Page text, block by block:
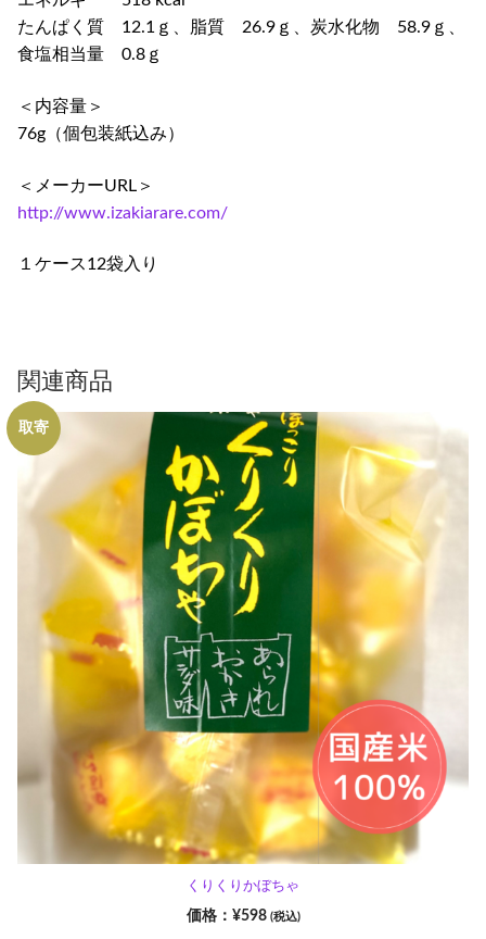
たんぱく質 12.1ｇ、脂質 26.9ｇ、炭水化物 58.9ｇ、
食塩相当量 0.8ｇ
＜内容量＞
76g（個包装紙込み）
＜メーカーURL＞
http://www.izakiarare.com/
１ケース12袋入り
関連商品
取寄
くりくりかぼちゃ
¥598 (税込)